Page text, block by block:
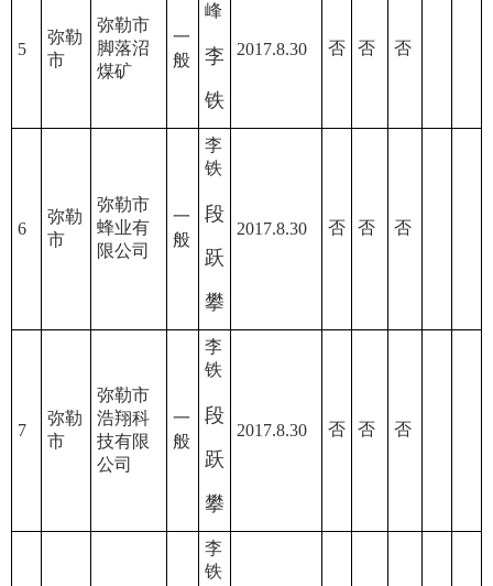
5
弥勒
市
弥勒市
脚落沼
煤矿
一
般
峰
李
铁
2017.8.30 否 否 否
6
弥勒
市
弥勒市
蜂业有
限公司
一
般
李
铁
段
跃
攀
2017.8.30 否 否 否
7
弥勒
市
弥勒市
浩翔科
技有限
公司
一
般
李
铁
段
跃
攀
2017.8.30 否 否 否
李
铁